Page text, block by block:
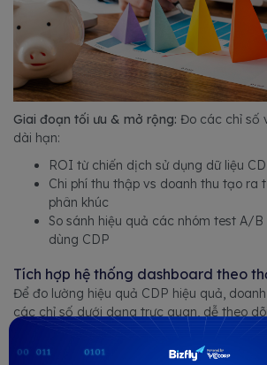
Giai đoạn tối ưu & mở rộng: Đo các chỉ số
dài hạn:
ROI từ chiến dịch sử dụng dữ liệu
Chi phí thu thập vs doanh thu tạo ra
phân khúc
So sánh hiệu quả các nhóm test A/
dùng CDP
Tích hợp hệ thống dashboard theo
Để đo lường hiệu quả CDP hiệu quả,
các chỉ số dưới dạng trực quan, dễ theo
Tuỳ theo quy mô của mỗi doanh nghiệp,